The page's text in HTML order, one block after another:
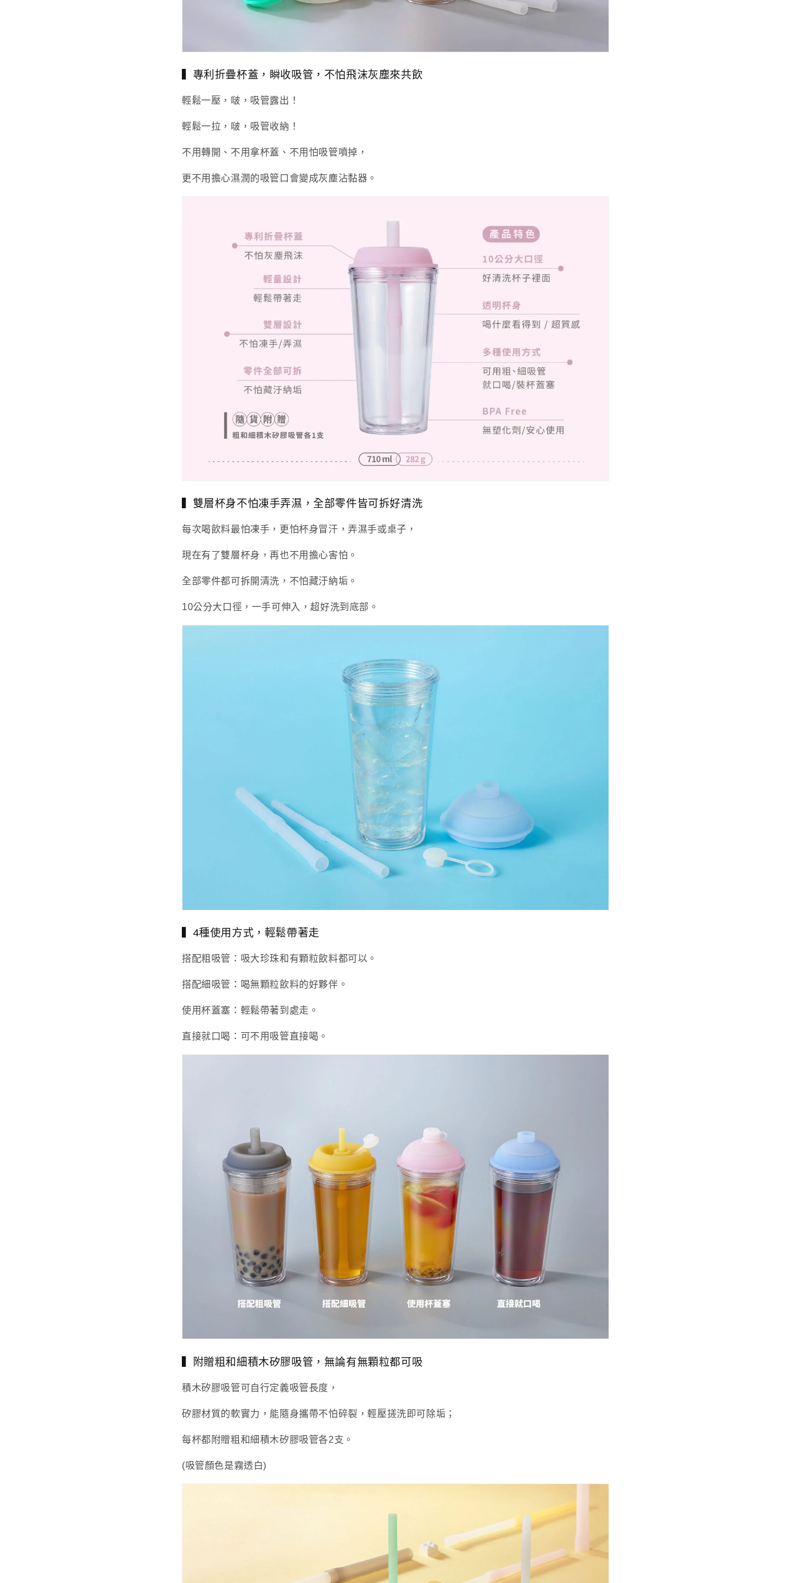
▍專利折疊杯蓋，瞬收吸管，不怕飛沫灰塵來共飲
輕鬆一壓，啵，吸管露出！
輕鬆一拉，啵，吸管收納！
不用轉開、不用拿杯蓋、不用怕吸管噴掉，
更不用擔心濕潤的吸管口會變成灰塵沾黏器。
▍雙層杯身不怕凍手弄濕，全部零件皆可拆好清洗
每次喝飲料最怕凍手，更怕杯身冒汗，弄濕手或桌子，
現在有了雙層杯身，再也不用擔心害怕。
全部零件都可拆開清洗，不怕藏汙納垢。
10公分大口徑，一手可伸入，超好洗到底部。
▍4種使用方式，輕鬆帶著走
搭配粗吸管：吸大珍珠和有顆粒飲料都可以。
搭配細吸管：喝無顆粒飲料的好夥伴。
使用杯蓋塞：輕鬆帶著到處走。
直接就口喝：可不用吸管直接喝。
▍附贈粗和細積木矽膠吸管，無論有無顆粒都可吸
積木矽膠吸管可自行定義吸管長度，
矽膠材質的軟實力，能隨身攜帶不怕碎裂，輕壓搓洗即可除垢；
每杯都附贈粗和細積木矽膠吸管各2支。
(吸管顏色是霧透白)